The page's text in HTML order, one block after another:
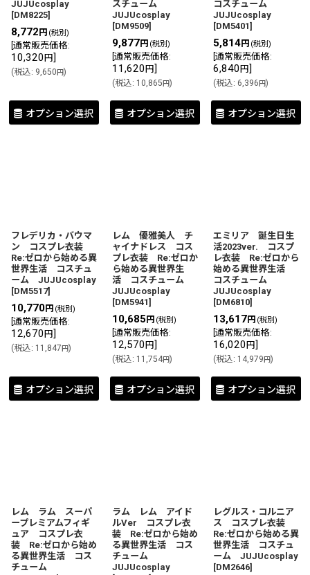
JUJUcosplay
[DM8225]
8,772 円 (税別)
通常販売価格:
10,320 円]
(税込: 9,650円)
オプション選択
スチューム
JUJUcosplay
[DM9509]
9,877円 (税別)
通常販売価格:
11,620 円]
(税込: 10,865円)
オプション選択
コスチューム
JUJUcosplay
[DM5401]
5,814円 (税別)
通常販売価格:
6,840 円]
(税込: 6,396円)
オプション選択
フレデリカ・バウマ
ン コスプレ衣装
Re:ゼロから始める異
世界生活 コスチュ
ーム JUJUcosplay
[DM5517]
10,770円 (税別)
通常販売価格:
12,670 円]
(税込: 11,847円)
オプション選択
レム 優雅美人 チ
ャイナドレス コス
プレ衣装 Re:ゼロか
ら始める異世界生
活 コスチューム
JUJUcosplay
[DM5941]
10,685 円 (税別)
通常販売価格:
12,570 円]
(税込: 11,754円)
オプション選択
エミリア 誕生日生
活2023ver. コスプ
レ衣装 Re:ゼロから
始める異世界生活
コスチューム
JUJUcosplay
[DM6810]
13,617円 (税別)
通常販売価格:
16,020 円]
(税込: 14,979円)
オプション選択
レム ラム スーパ
ープレミアムフィギ
ュア コスプレ衣
装 Re:ゼロから始め
る異世界生活 コス
チューム
ラム レム アイド
ルVer コスプレ衣
装 Re:ゼロから始め
る異世界生活 コス
チューム
JUJUcosplay
レグルス・コルニア
ス コスプレ衣装
Re:ゼロから始める異
世界生活 コスチュ
ーム JUJUcosplay
[DM2646]